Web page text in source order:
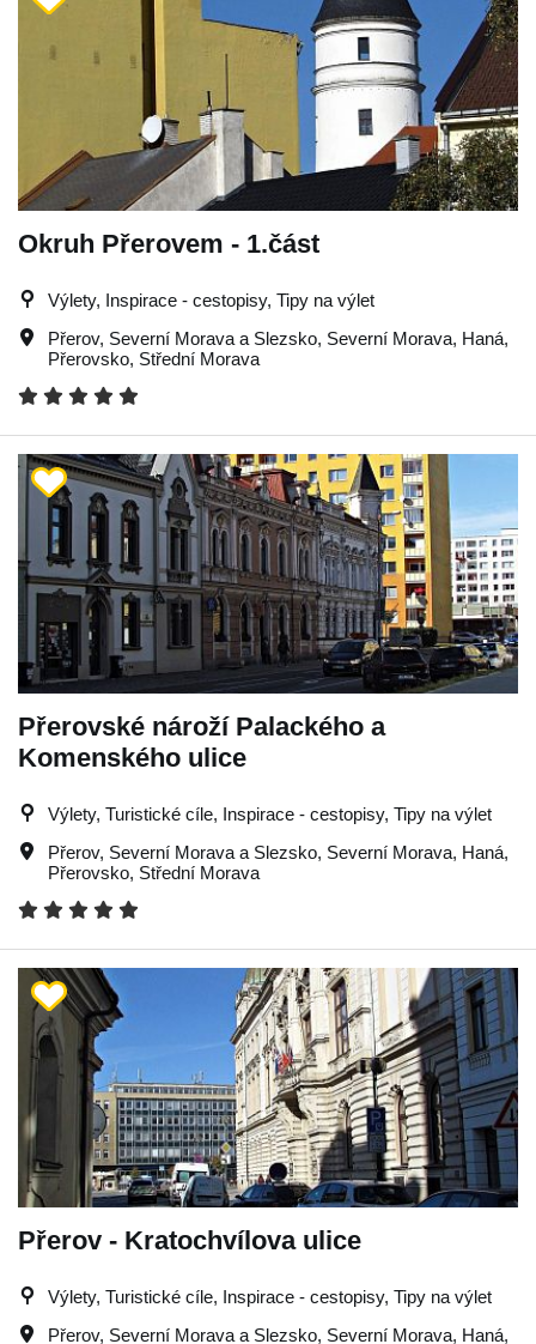
Okruh Přerovem - 1.část
Výlety, Inspirace - cestopisy, Tipy na výlet
Přerov, Severní Morava a Slezsko, Severní Morava, Haná,
Přerovsko, Střední Morava
Přerovské nároží Palackého a
Komenského ulice
Výlety, Turistické cíle, Inspirace - cestopisy, Tipy na výlet
Přerov, Severní Morava a Slezsko, Severní Morava, Haná,
Přerovsko, Střední Morava
Přerov - Kratochvílova ulice
Výlety, Turistické cíle, Inspirace - cestopisy, Tipy na výlet
Přerov, Severní Morava a Slezsko, Severní Morava, Haná,